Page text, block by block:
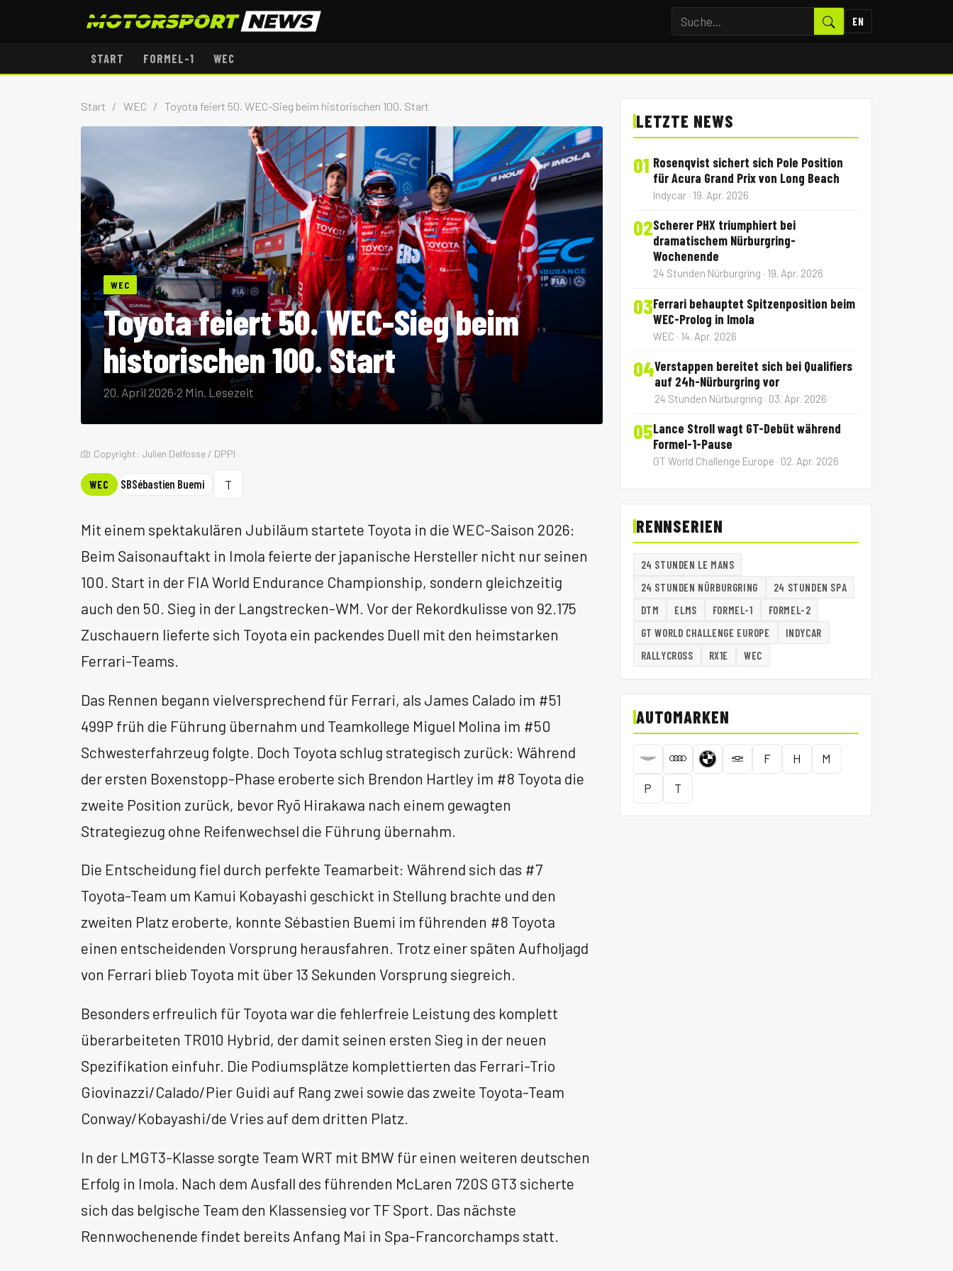
EN
START FORMEL-1 WEC
Start / WEC / Toyota feiert 50. WEC-Sieg beim historischen 100. Start
WEC
Toyota feiert 50. WEC-Sieg beim
historischen 100. Start
20. April 2026·2 Min. Lesezeit
Copyright: Julien Delfosse / DPPI
WEC SBSébastien Buemi T
Mit einem spektakulären Jubiläum startete Toyota in die WEC-Saison 2026:
Beim Saisonauftakt in Imola feierte der japanische Hersteller nicht nur seinen
100. Start in der FIA World Endurance Championship, sondern gleichzeitig
auch den 50. Sieg in der Langstrecken-WM. Vor der Rekordkulisse von 92.175
Zuschauern lieferte sich Toyota ein packendes Duell mit den heimstarken
Ferrari-Teams.
Das Rennen begann vielversprechend für Ferrari, als James Calado im #51
499P früh die Führung übernahm und Teamkollege Miguel Molina im #50
Schwesterfahrzeug folgte. Doch Toyota schlug strategisch zurück: Während
der ersten Boxenstopp-Phase eroberte sich Brendon Hartley im #8 Toyota die
zweite Position zurück, bevor Ryō Hirakawa nach einem gewagten
Strategiezug ohne Reifenwechsel die Führung übernahm.
Die Entscheidung fiel durch perfekte Teamarbeit: Während sich das #7
Toyota-Team um Kamui Kobayashi geschickt in Stellung brachte und den
zweiten Platz eroberte, konnte Sébastien Buemi im führenden #8 Toyota
einen entscheidenden Vorsprung herausfahren. Trotz einer späten Aufholjagd
von Ferrari blieb Toyota mit über 13 Sekunden Vorsprung siegreich.
Besonders erfreulich für Toyota war die fehlerfreie Leistung des komplett
überarbeiteten TR010 Hybrid, der damit seinen ersten Sieg in der neuen
Spezifikation einfuhr. Die Podiumsplätze komplettierten das Ferrari-Trio
Giovinazzi/Calado/Pier Guidi auf Rang zwei sowie das zweite Toyota-Team
Conway/Kobayashi/de Vries auf dem dritten Platz.
In der LMGT3-Klasse sorgte Team WRT mit BMW für einen weiteren deutschen
Erfolg in Imola. Nach dem Ausfall des führenden McLaren 720S GT3 sicherte
sich das belgische Team den Klassensieg vor TF Sport. Das nächste
Rennwochenende findet bereits Anfang Mai in Spa-Francorchamps statt.
LETZTE NEWS
01 Rosenqvist sichert sich Pole Position
für Acura Grand Prix von Long Beach
Indycar · 19. Apr. 2026
02Scherer PHX triumphiert bei
dramatischem Nürburgring-
Wochenende
24 Stunden Nürburgring · 19. Apr. 2026
03Ferrari behauptet Spitzenposition beim
WEC-Prolog in Imola
WEC · 14. Apr. 2026
04Verstappen bereitet sich bei Qualifiers
auf 24h-Nürburgring vor
24 Stunden Nürburgring · 03. Apr. 2026
05Lance Stroll wagt GT-Debüt während
Formel-1-Pause
GT World Challenge Europe · 02. Apr. 2026
RENNSERIEN
24 STUNDEN LE MANS
24 STUNDEN NÜRBURGRING
24 STUNDEN SPA
DTM
ELMS FORMEL-1
FORMEL-2
GT WORLD CHALLENGE EUROPE
INDYCAR
RALLYCROSS
RX1E WEC
AUTOMARKEN
F H M
P T